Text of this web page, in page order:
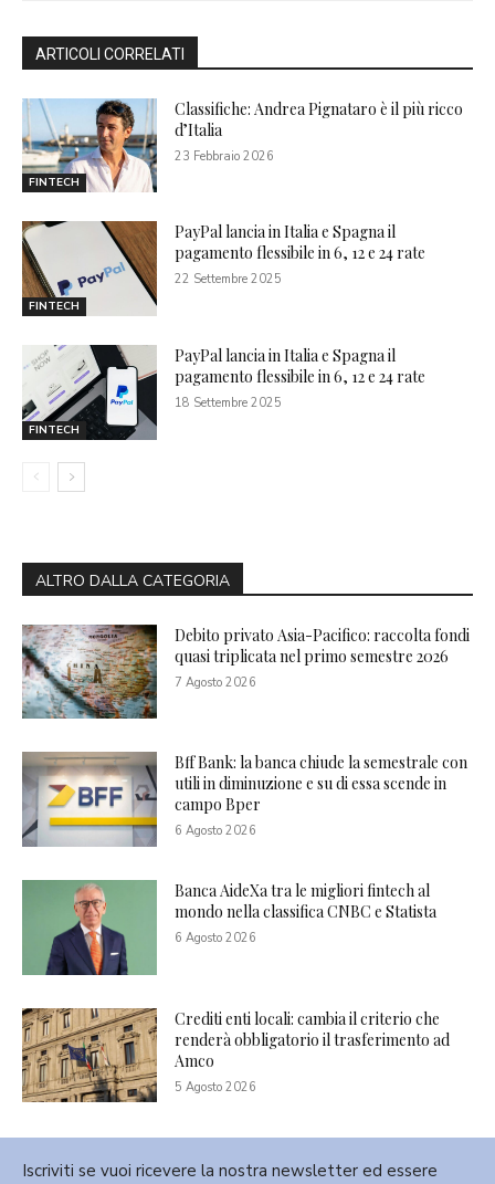
ARTICOLI CORRELATI
FINTECH
Classifiche: Andrea Pignataro è il più ricco
d’Italia
23 Febbraio 2026
FINTECH
PayPal lancia in Italia e Spagna il
pagamento flessibile in 6, 12 e 24 rate
22 Settembre 2025
FINTECH
PayPal lancia in Italia e Spagna il
pagamento flessibile in 6, 12 e 24 rate
18 Settembre 2025
ALTRO DALLA CATEGORIA
Debito privato Asia-Pacifico: raccolta fondi
quasi triplicata nel primo semestre 2026
7 Agosto 2026
Bff Bank: la banca chiude la semestrale con
utili in diminuzione e su di essa scende in
campo Bper
6 Agosto 2026
Banca AideXa tra le migliori fintech al
mondo nella classifica CNBC e Statista
6 Agosto 2026
Crediti enti locali: cambia il criterio che
renderà obbligatorio il trasferimento ad
Amco
5 Agosto 2026
Iscriviti se vuoi ricevere la nostra newsletter ed essere